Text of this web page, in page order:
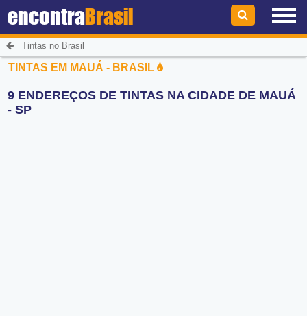
encontraBrasil
Tintas no Brasil
TINTAS EM MAUÁ - BRASIL
9 ENDEREÇOS DE TINTAS NA CIDADE DE MAUÁ
- SP